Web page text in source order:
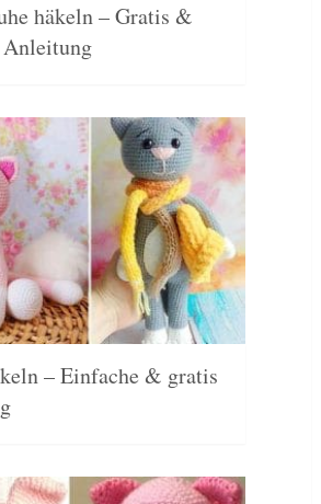
häkeln – Gratis &
– Einfache & gratis